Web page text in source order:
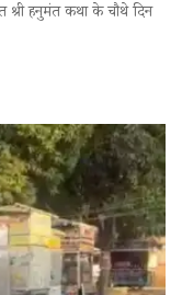
श्री हनुमंत कथा के चौथे दिन